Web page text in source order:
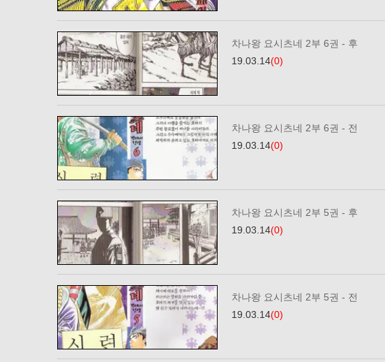
차나왕 요시츠네 2부 6권 - 후
19.03.14(0)
차나왕 요시츠네 2부 6권 - 전
19.03.14(0)
차나왕 요시츠네 2부 5권 - 후
19.03.14(0)
차나왕 요시츠네 2부 5권 - 전
19.03.14(0)